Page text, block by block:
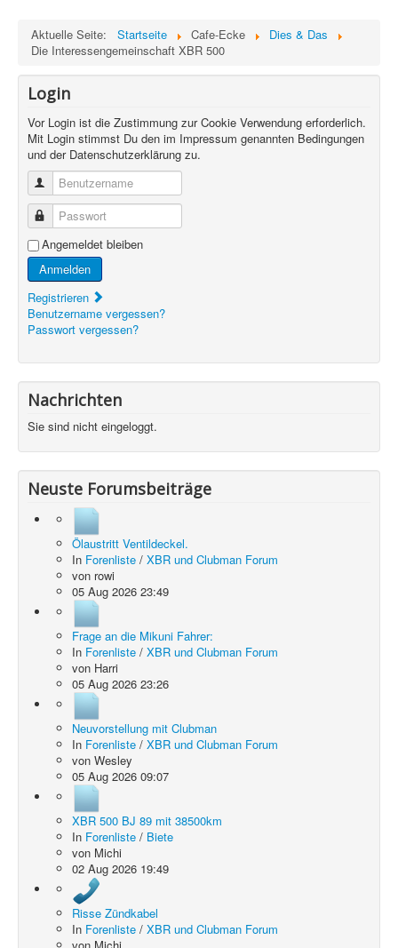
Aktuelle Seite: Startseite Cafe-Ecke
Dies & Das
Die Interessengemeinschaft XBR 500
Login
Vor Login ist die Zustimmung zur Cookie Verwendung erforderlich.
Mit Login stimmst Du den im Impressum genannten Bedingungen
und der Datenschutzerklärung zu.
Benutzername
Passwort
Angemeldet bleiben
Anmelden
Registrieren
Benutzername vergessen?
Passwort vergessen?
Nachrichten
Sie sind nicht eingeloggt.
Neuste Forumsbeiträge
Ölaustritt Ventildeckel.
In Forenliste / XBR und Clubman Forum
von rowi
05 Aug 2026 23:49
Frage an die Mikuni Fahrer:
In Forenliste / XBR und Clubman Forum
von Harri
05 Aug 2026 23:26
Neuvorstellung mit Clubman
In Forenliste / XBR und Clubman Forum
von Wesley
05 Aug 2026 09:07
XBR 500 BJ 89 mit 38500km
In Forenliste / Biete
von Michi
02 Aug 2026 19:49
Risse Zündkabel
In Forenliste / XBR und Clubman Forum